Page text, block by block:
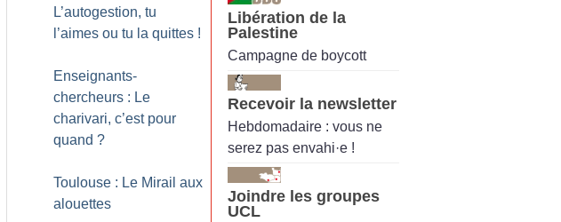
L’autogestion, tu
l’aimes ou tu la quittes !
Enseignants-
chercheurs : Le
charivari, c’est pour
quand ?
Toulouse : Le Mirail aux
alouettes
Libération de la
Palestine
Campagne de boycott
Recevoir la newsletter
Hebdomadaire : vous ne
serez pas envahi·e !
Joindre les groupes
UCL